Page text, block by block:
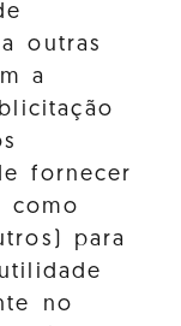
outras
a
fornecer
como
para
no